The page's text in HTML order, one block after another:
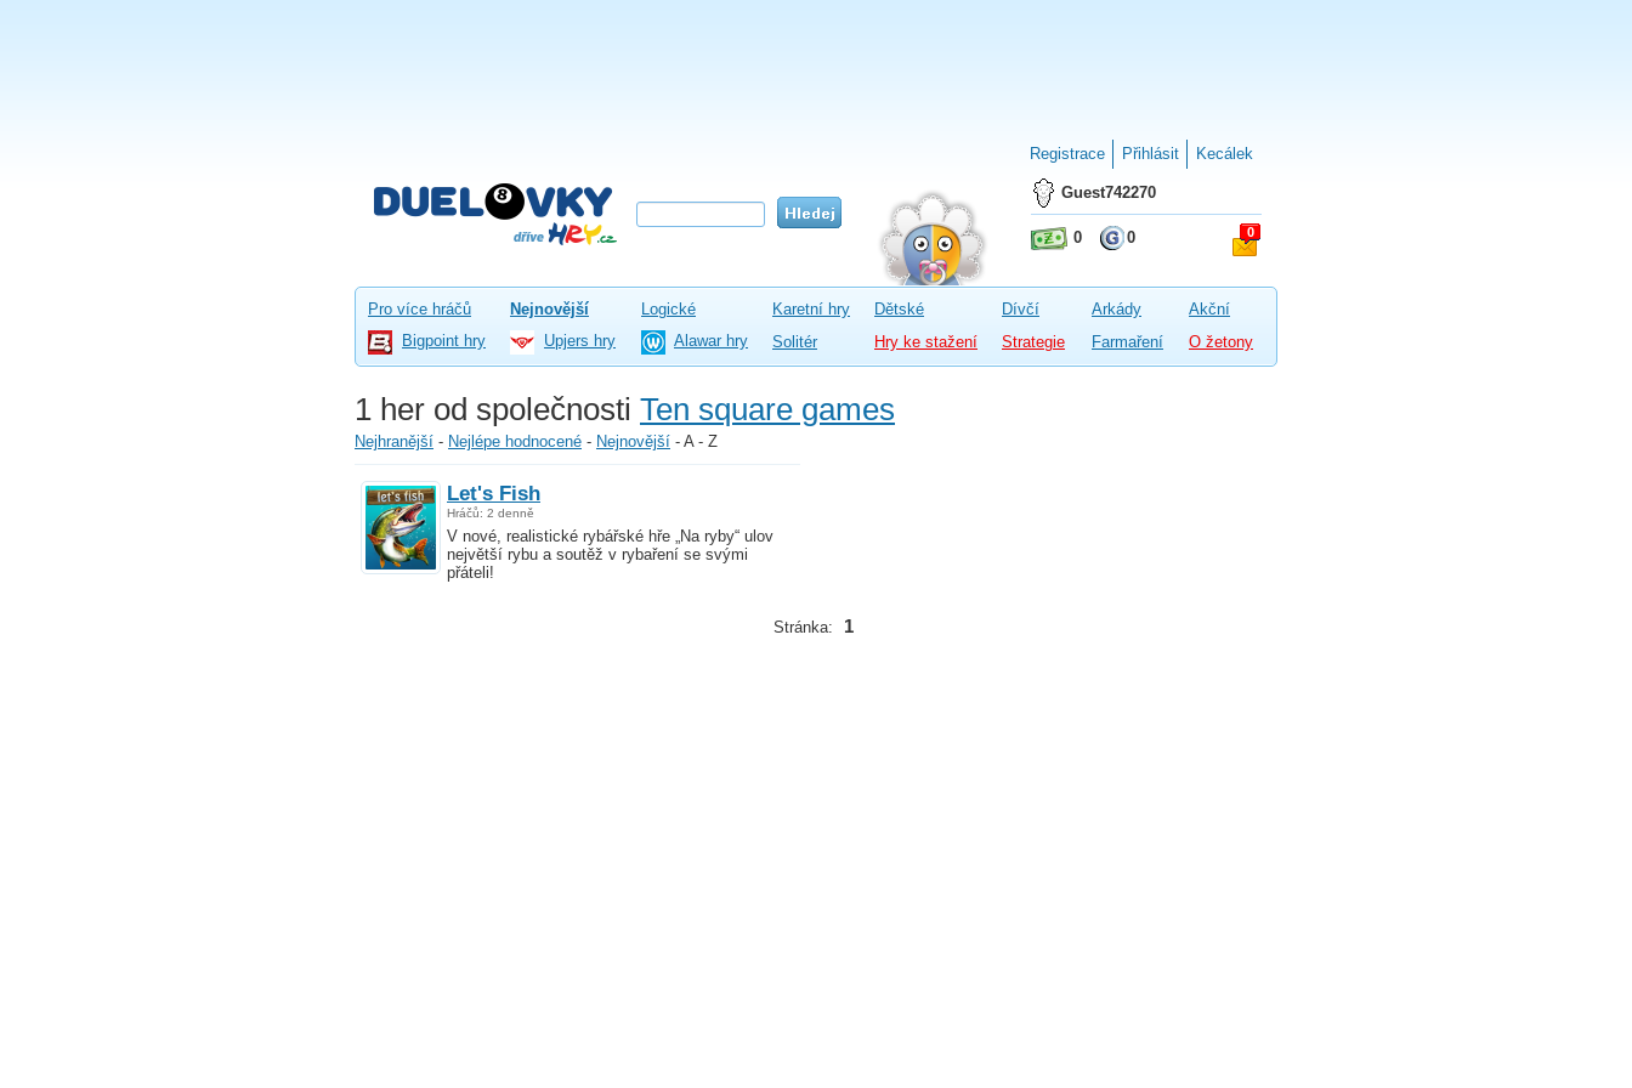
Registrace Přihlásit Kecálek
Guest742270
0 0 0
Pro více hráčů Nejnovější Logické Karetní hry Dětské Dívčí Arkády
Akční
Bigpoint hry
Upjers hry Alawar hry Solitér Hry ke stažení Strategie Farmaření O žetony
1 her od společnosti Ten square games
Nejhranější - Nejlépe hodnocené - Nejnovější - A - Z
Let's Fish
Hráčů: 2 denně
V nové, realistické rybářské hře „Na ryby“ ulov
největší rybu a soutěž v rybaření se svými
přáteli!
Stránka: 1